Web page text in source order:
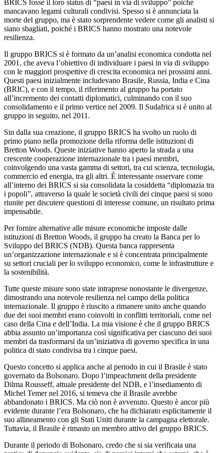
BRICS fosse il loro status di “paesi in via di sviluppo” poiché
mancavano legami culturali condivisi. Spesso si è annunciata la
morte del gruppo, ma è stato sorprendente vedere come gli analisti si
siano sbagliati, poiché i BRICS hanno mostrato una notevole
resilienza.
Il gruppo BRICS si è formato da un’analisi economica condotta nel
2001, che aveva l’obiettivo di individuare i paesi in via di sviluppo
con le maggiori prospettive di crescita economica nei prossimi anni.
Questi paesi inizialmente includevano Brasile, Russia, India e Cina
(BRIC), e con il tempo, il riferimento al gruppo ha portato
all’incremento dei contatti diplomatici, culminando con il suo
consolidamento e il primo vertice nel 2009. Il Sudafrica si è unito al
gruppo in seguito, nel 2011.
Sin dalla sua creazione, il gruppo BRICS ha svolto un ruolo di
primo piano nella promozione della riforma delle istituzioni di
Bretton Woods. Queste iniziative hanno aperto la strada a una
crescente cooperazione internazionale tra i paesi membri,
coinvolgendo una vasta gamma di settori, tra cui scienza, tecnologia,
commercio ed energia, tra gli altri. È interessante osservare come
all’interno dei BRICS si sia consolidata la cosiddetta “diplomazia tra
i popoli”, attraverso la quale le società civili dei cinque paesi si sono
riunite per discutere questioni di interesse comune, un risultato prima
impensabile.
Per fornire alternative alle misure economiche imposte dalle
istituzioni di Bretton Woods, il gruppo ha creato la Banca per lo
Sviluppo del BRICS (NDB). Questa banca rappresenta
un’organizzazione internazionale e si è concentrata principalmente
su settori cruciali per lo sviluppo economico, come le infrastrutture e
la sostenibilità.
Tutte queste misure sono state intraprese nonostante le divergenze,
dimostrando una notevole resilienza nel campo della politica
internazionale. Il gruppo è riuscito a rimanere unito anche quando
due dei suoi membri erano coinvolti in conflitti territoriali, come nel
caso della Cina e dell’India. La mia visione è che il gruppo BRICS
abbia assunto un’importanza così significativa per ciascuno dei suoi
membri da trasformarsi da un’iniziativa di governo specifica in una
politica di stato condivisa tra i cinque paesi.
Questo concetto si applica anche al periodo in cui il Brasile è stato
governato da Bolsonaro. Dopo l’impeachment della presidente
Dilma Rousseff, attuale presidente del NDB, e l’insediamento di
Michel Temer nel 2016, si temeva che il Brasile avrebbe
abbandonato i BRICS. Ma ciò non è avvenuto. Questo è ancor più
evidente durante l’era Bolsonaro, che ha dichiarato esplicitamente il
suo allineamento con gli Stati Uniti durante la campagna elettorale.
Tuttavia, il Brasile è rimasto un membro attivo del gruppo BRICS.
Durante il periodo di Bolsonaro, credo che si sia verificata una